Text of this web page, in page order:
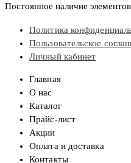
Постоянное наличие
Политика
Пользовательское
Личный кабинет
Главная
О нас
Каталог
Прайс-лист
Акции
Оплата и доставка
Контакты